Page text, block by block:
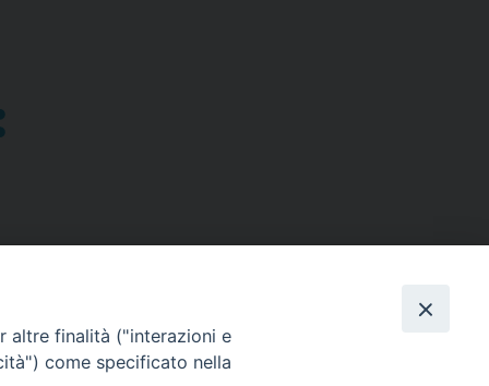
altre finalità ("interazioni e
come specificato nella